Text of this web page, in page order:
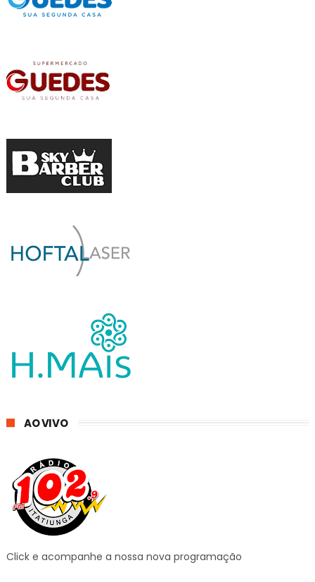
AO VIVO
Click e acompanhe a nossa nova programação